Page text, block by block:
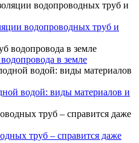
водопроводных труб и
в земле
водой: виды материалов и
труб – справится даже